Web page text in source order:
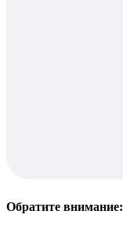
Обратите внимание: